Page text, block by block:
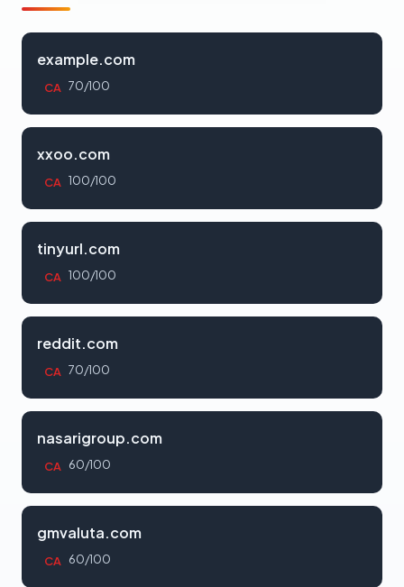
example.com
CA 70/100
xxoo.com
CA 100/100
tinyurl.com
CA 100/100
reddit.com
CA 70/100
nasarigroup.com
CA 60/100
gmvaluta.com
CA 60/100